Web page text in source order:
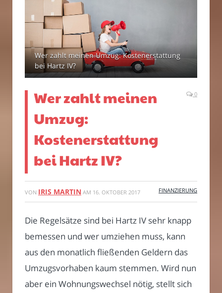
Wer zahlt meinen Umzug: Kostenerstattung
bei Hartz IV?
Wer zahlt meinen
Umzug:
Kostenerstattung
bei Hartz IV?
0
VON IRIS MARTIN AM 16. OKTOBER 2017 FINANZIERUNG
Die Regelsätze sind bei Hartz IV sehr knapp
bemessen und wer umziehen muss, kann
aus den monatlich fließenden Geldern das
Umzugsvorhaben kaum stemmen. Wird nun
aber ein Wohnungswechsel nötig, stellt sich